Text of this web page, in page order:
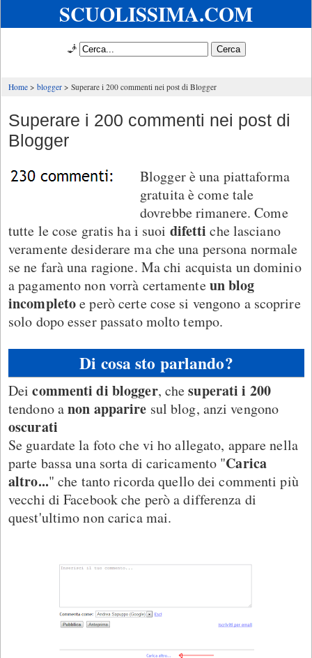
SCUOLISSIMA.COM
🧞
Home blogger Superare i 200 commenti nei post di Blogger
Superare i 200 commenti nei post di
Blogger
Blogger è una piattaforma
gratuita è come tale
dovrebbe rimanere. Come
tutte le cose gratis ha i suoi difettiche lasciano
veramente desiderare ma che una persona normale
se ne farà una ragione. Ma chi acquista un dominio
a pagamento non vorrà certamenteun blog
incompletoe però certe cose si vengono a scoprire
solo dopo esser passato molto tempo.
Di cosa sto parlando?
Deicommenti di blogger, chesuperati i 200
tendono anon apparire sul blog, anzi vengono
oscurati
Se guardate la foto che vi ho allegato, appare nella
parte bassa una sorta di caricamento "Carica
altro..." che tanto ricorda quello dei commenti più
vecchi di Facebook che però a differenza di
quest'ultimo non carica mai.